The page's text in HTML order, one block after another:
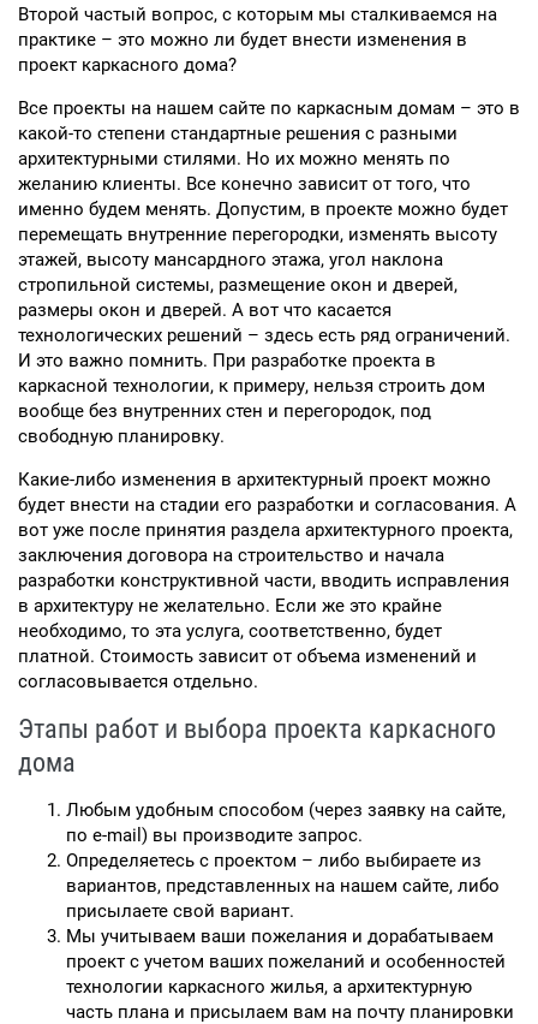
Второй частый вопрос, с которым мы сталкиваемся на
практике – это можно ли будет внести изменения в
проект каркасного дома?
Все проекты на нашем сайте по каркасным домам – это в
какой-то степени стандартные решения с разными
архитектурными стилями. Но их можно менять по
желанию клиенты. Все конечно зависит от того, что
именно будем менять. Допустим, в проекте можно будет
перемещать внутренние перегородки, изменять высоту
этажей, высоту мансардного этажа, угол наклона
стропильной системы, размещение окон и дверей,
размеры окон и дверей. А вот что касается
технологических решений – здесь есть ряд ограничений.
И это важно помнить. При разработке проекта в
каркасной технологии, к примеру, нельзя строить дом
вообще без внутренних стен и перегородок, под
свободную планировку.
Какие-либо изменения в архитектурный проект можно
будет внести на стадии его разработки и согласования. А
вот уже после принятия раздела архитектурного проекта,
заключения договора на строительство и начала
разработки конструктивной части, вводить исправления
в архитектуру не желательно. Если же это крайне
необходимо, то эта услуга, соответственно, будет
платной. Стоимость зависит от объема изменений и
согласовывается отдельно.
Этапы работ и выбора проекта каркасного
дома
Любым удобным способом (через заявку на сайте,
по e-mail) вы производите запрос.
Определяетесь с проектом – либо выбираете из
вариантов, представленных на нашем сайте, либо
присылаете свой вариант.
Мы учитываем ваши пожелания и дорабатываем
проект с учетом ваших пожеланий и особенностей
технологии каркасного жилья, а архитектурную
часть плана и присылаем вам на почту планировки